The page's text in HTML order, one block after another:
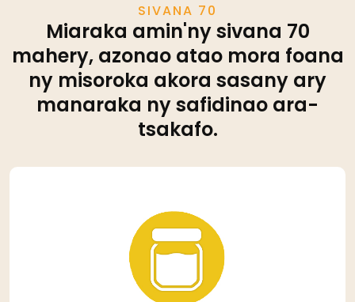
SIVANA 70
Miaraka amin'ny sivana 70
mahery, azonao atao mora foana
ny misoroka akora sasany ary
manaraka ny safidinao ara-
tsakafo.